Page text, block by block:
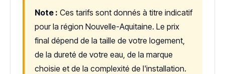
Note : Ces tarifs sont donnés à titre indicatif
pour la région Nouvelle-Aquitaine. Le prix
final dépend de la taille de votre logement,
de la dureté de votre eau, de la marque
choisie et de la complexité de l'installation.